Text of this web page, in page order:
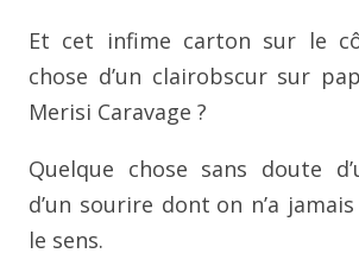
Et cet infime carton sur le
chose d’un clairobscur sur
Merisi Caravage ?
Quelque chose sans doute
d’un sourire dont on n’a
le sens.